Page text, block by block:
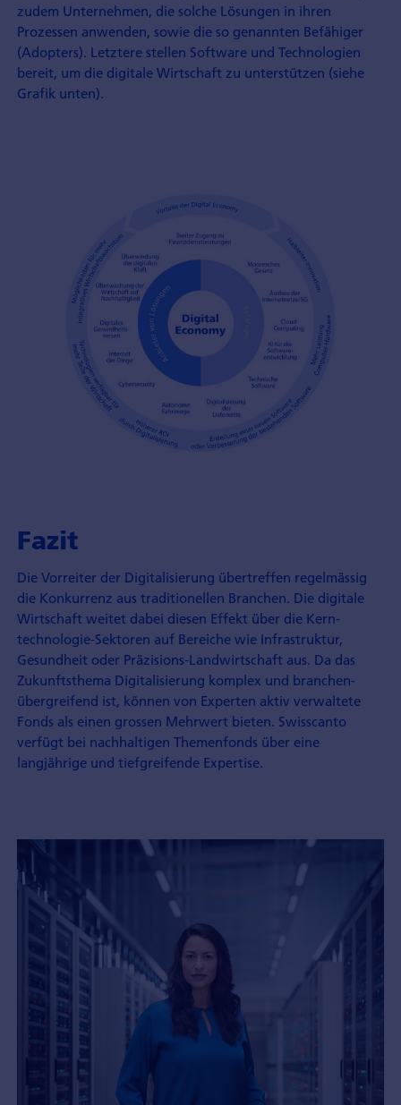
zudem Unternehmen, die solche Lösungen in ihren
Prozessen anwenden, sowie die so genannten Befähiger
(Adopters). Letztere stellen Software und Technologien
bereit, um die digitale Wirtschaft zu unterstützen (siehe
Grafik unten).
Fazit
Die Vorreiter der Digitalisierung übertreffen regelmässig
die Konkurrenz aus traditionellen Branchen. Die digitale
Wirtschaft weitet dabei diesen Effekt über die Kern­
technologie-Sektoren auf Bereiche wie Infrastruktur,
Gesundheit oder Präzisions-Land­wirtschaft aus. Da das
Zukunfts­thema Digitalisierung komplex und branchen­
übergreifend ist, können von Experten aktiv verwaltete
Fonds als einen grossen Mehrwert bieten. Swisscanto
verfügt bei nach­haltigen Themen­fonds über eine
langjährige und tief­greifende Expertise.